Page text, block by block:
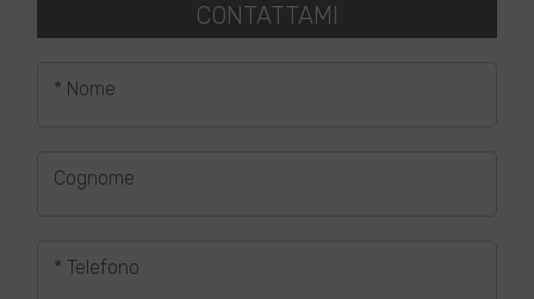
CONTATTAMI
* Nome
Cognome
* Telefono